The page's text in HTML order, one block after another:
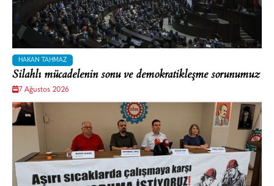
HAKAN TAHMAZ
Silahlı mücadelenin sonu ve demokratikleşme sorunumuz
7 Ağustos 2026